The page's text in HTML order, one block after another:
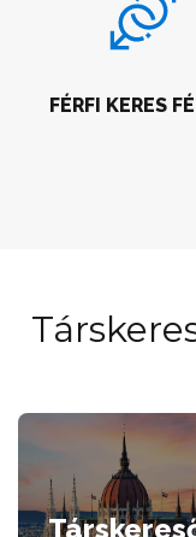
FÉRFI KERES